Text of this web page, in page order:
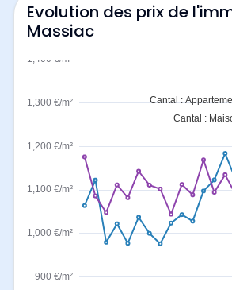
Evolution des prix de
Massiac